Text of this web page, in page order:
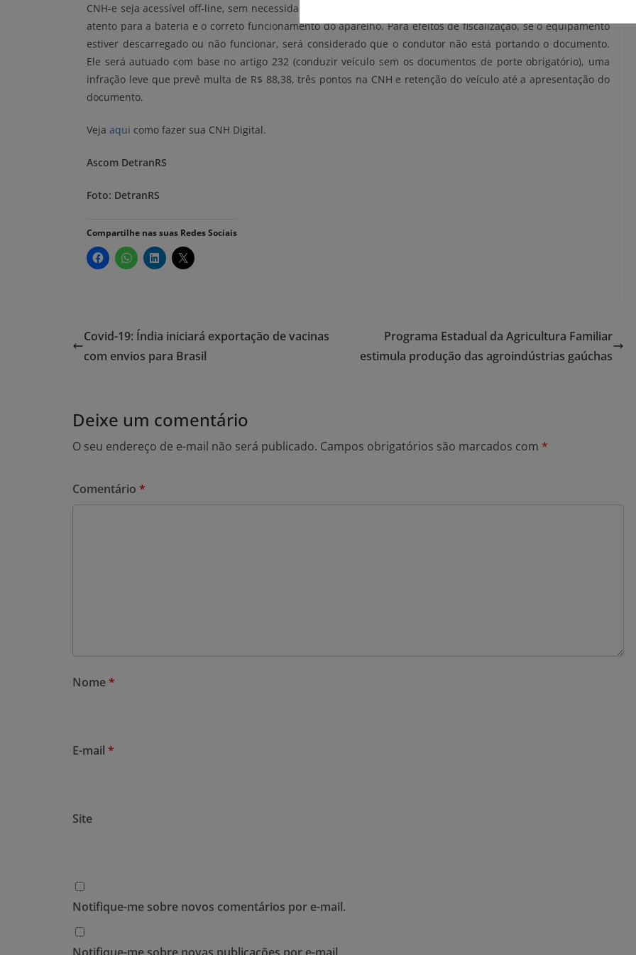
CNH-e seja acessível off-line, sem necessidade de conexão wi-fi ou dados móveis habilitados, é preciso estar
atento para a bateria e o correto funcionamento do aparelho. Para efeitos de fiscalização, se o equipamento
estiver descarregado ou não funcionar, será considerado que o condutor não está portando o documento.
Ele será autuado com base no artigo 232 (conduzir veículo sem os documentos de porte obrigatório), uma
infração leve que prevê multa de R$ 88,38, três pontos na CNH e retenção do veículo até a apresentação do
documento.
Veja aqui como fazer sua CNH Digital.
Ascom DetranRS
Foto: DetranRS
Compartilhe nas suas Redes Sociais
Covid-19: Índia iniciará exportação de vacinas
com envios para Brasil
Programa Estadual da Agricultura Familiar
estimula produção das agroindústrias gaúchas
Deixe um comentário
O seu endereço de e-mail não será publicado. Campos obrigatórios são marcados com *
Comentário *
Nome*
E-mail *
Site
Notifique-me sobre novos comentários por e-mail.